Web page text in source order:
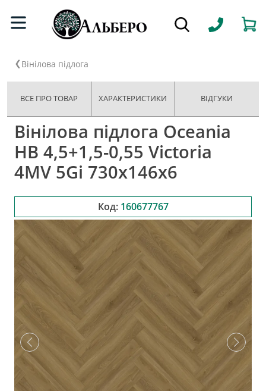
Вінілова підлога
ВСЕ ПРО ТОВАР ХАРАКТЕРИСТИКИ ВІДГУКИ
Вінілова підлога Oceania
HB 4,5+1,5-0,55 Victoria
4MV 5Gi 730x146x6
Код: 160677767